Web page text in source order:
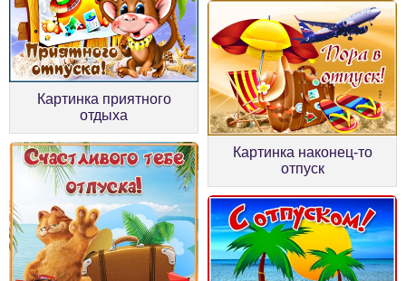
Картинка приятного
отдыха
Картинка наконец-то
отпуск